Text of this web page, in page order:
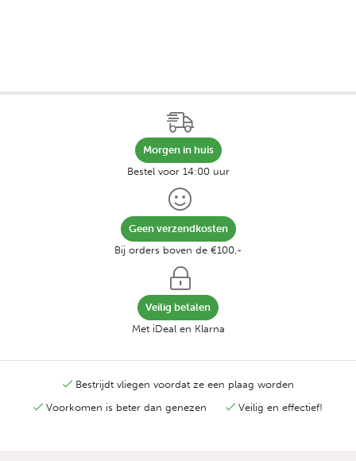
Morgen in huis
Bestel voor 14:00 uur
Geen verzendkosten
Bij orders boven de €100,-
Veilig betalen
Met iDeal en Klarna
Bestrijdt vliegen voordat ze een plaag worden
Voorkomen is beter dan genezen
Veilig en effectief!